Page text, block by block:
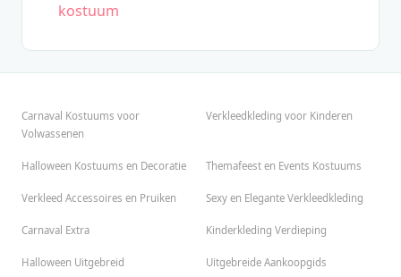
kostuum
Carnaval Kostuums voor
Volwassenen
Verkleedkleding voor Kinderen
Halloween Kostuums en Decoratie Themafeest en Events Kostuums
Verkleed Accessoires en Pruiken Sexy en Elegante Verkleedkleding
Carnaval Extra Kinderkleding Verdieping
Halloween Uitgebreid Uitgebreide Aankoopgids